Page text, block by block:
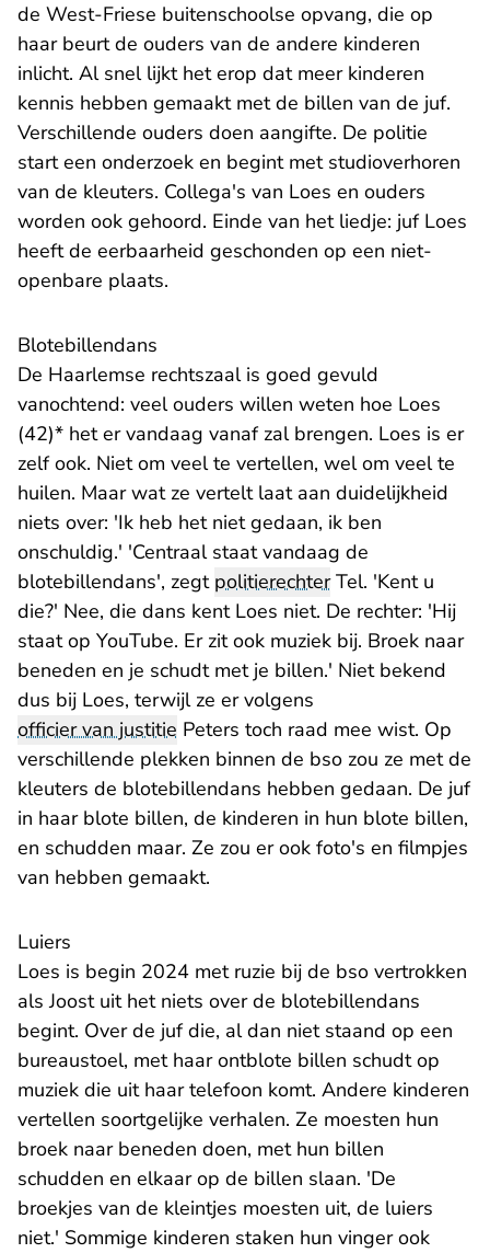
de West-Friese buitenschoolse opvang, die op
haar beurt de ouders van de andere kinderen
inlicht. Al snel lijkt het erop dat meer kinderen
kennis hebben gemaakt met de billen van de juf.
Verschillende ouders doen aangifte. De politie
start een onderzoek en begint met studioverhoren
van de kleuters. Collega's van Loes en ouders
worden ook gehoord. Einde van het liedje: juf Loes
heeft de eerbaarheid geschonden op een niet-
openbare plaats.
Blotebillendans
De Haarlemse rechtszaal is goed gevuld
vanochtend: veel ouders willen weten hoe Loes
(42)* het er vandaag vanaf zal brengen. Loes is er
zelf ook. Niet om veel te vertellen, wel om veel te
huilen. Maar wat ze vertelt laat aan duidelijkheid
niets over: 'Ik heb het niet gedaan, ik ben
onschuldig.' 'Centraal staat vandaag de
blotebillendans', zegt politierechterTel. 'Kent u
die?' Nee, die dans kent Loes niet. De rechter: 'Hij
staat op YouTube. Er zit ook muziek bij. Broek naar
beneden en je schudt met je billen.' Niet bekend
dus bij Loes, terwijl ze er volgens
officier van justitie Peters toch raad mee wist. Op
verschillende plekken binnen de bso zou ze met de
kleuters de blotebillendans hebben gedaan. De juf
in haar blote billen, de kinderen in hun blote billen,
en schudden maar. Ze zou er ook foto's en filmpjes
van hebben gemaakt.
Luiers
Loes is begin 2024 met ruzie bij de bso vertrokken
als Joost uit het niets over de blotebillendans
begint. Over de juf die, al dan niet staand op een
bureaustoel, met haar ontblote billen schudt op
muziek die uit haar telefoon komt. Andere kinderen
vertellen soortgelijke verhalen. Ze moesten hun
broek naar beneden doen, met hun billen
schudden en elkaar op de billen slaan. 'De
broekjes van de kleintjes moesten uit, de luiers
niet.' Sommige kinderen staken hun vinger ook